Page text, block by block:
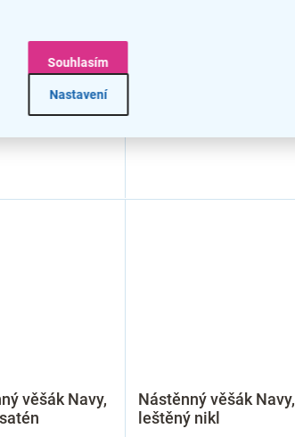
Nastavení
Souhlasím
věšák Navy,
Nástěnný věšák Navy,
leštěný nikl